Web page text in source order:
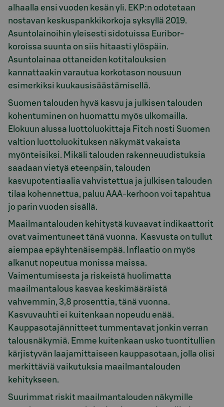
alhaalla ensi vuoden kesän yli. EKP:n odotetaan
nostavan keskuspankkikorkoja syksyllä 2019.
Asuntolainoihin yleisesti sidotuissa Euribor-
koroissa suunta on siis hitaasti ylöspäin.
Asuntolainaa ottaneiden kotitalouksien
kannattaakin varautua korkotason nousuun
esimerkiksi kuukausisäästämisellä.
Suomen talouden hyvä kasvu ja julkisen talouden
kohentuminen on huomattu myös ulkomailla.
Elokuun alussa luottoluokittaja Fitch nosti Suomen
valtion luottoluokituksen näkymät vakaista
myönteisiksi. Mikäli talouden rakenneuudistuksia
saadaan vietyä eteenpäin, talouden
kasvupotentiaalia vahvistettua ja julkisen talouden
tilaa kohennettua, paluu AAA-kerhoon voi tapahtua
jo parin vuoden sisällä.
Maailmantalouden kehitystä kuvaavat indikaattorit
ovat vaimentuneet tänä vuonna. Kasvusta on tullut
aiempaa epäyhtenäisempää. Inflaatio on myös
alkanut nopeutua monissa maissa.
Vaimentumisesta ja riskeistä huolimatta
maailmantalous kasvaa keskimääräistä
vahvemmin, 3,8 prosenttia, tänä vuonna.
Kasvuvauhti ei kuitenkaan nopeudu enää.
Kauppasotajännitteet tummentavat jonkin verran
talousnäkymiä. Emme kuitenkaan usko tuontitullien
kärjistyvän laajamittaiseen kauppasotaan, jolla olisi
merkittäviä vaikutuksia maailmantalouden
kehitykseen.
Suurimmat riskit maailmantalouden näkymille